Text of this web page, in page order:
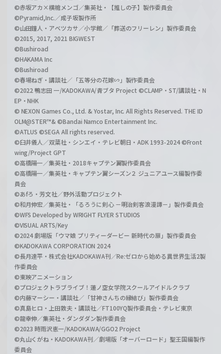
©赤坂アカ×横槍メンゴ／集英社・【推しの子】製作委員会
©Pyramid,Inc.／成子坂製作所
©山田鐘人・アベツカサ／小学館／「葬送のフリーレン」製作委員会
©2015, 2017, 2021 BIGWEST
©Bushiroad
©HAKAMA Inc
©Bushiroad
©春場ねぎ・講談社／「五等分の花嫁∽」製作委員会
©2022 鴨志田 一/KADOKAWA/青ブタ Project ©CLAMP・ST/講談社・N
EP・NHK
© NEXON Games Co., Ltd. & Yostar, Inc. All Rights Reserved. THE ID
OLM@STER™& ©Bandai Namco Entertainment Inc.
©ATLUS ©SEGA All rights reserved.
©臼井儀人／双葉社・シンエイ・テレビ朝日・ADK 1993-2024 ©Front
wing/Project GPT
©高橋陽一／集英社・2018キャプテン翼製作委員会
©高橋陽一／集英社・キャプテン翼シーズン２ ジュニアユース編製作委
員会
©あfろ・芳文社／野外活動プロジェクト
©和月伸宏／集英社・「るろうに剣心 －明治剣客浪漫譚－」製作委員会
©WFS Developed by WRIGHT FLYER STUDIOS
©VISUAL ARTS/Key
©2024 劇場版「ウマ娘 プリティーダービー 新時代の扉」製作委員会
©KADOKAWA CORPORATION 2024
©長月達平・株式会社KADOKAWA刊／Re:ゼロから始める異世界生活2製
作委員会
©東映アニメーション
©プロジェクトラブライブ！蓮ノ空女学院スクールアイドルクラブ
©内藤マーシー・講談社／「甘神さんちの縁結び」製作委員会
©真島ヒロ・上田敦夫・講談社／FT100YQ製作委員会・テレビ東京
©龍幸伸／集英社・ダンダダン製作委員会
©2023 時雨沢恵一/KADOKAWA/GGO2 Project
©丸山くがね・KADOKAWA刊／劇場版「オーバーロード」聖王国編製作
委員会